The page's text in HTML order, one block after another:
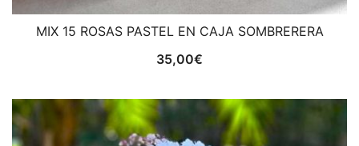
MIX 15 ROSAS PASTEL EN CAJA SOMBRERERA
35,00€